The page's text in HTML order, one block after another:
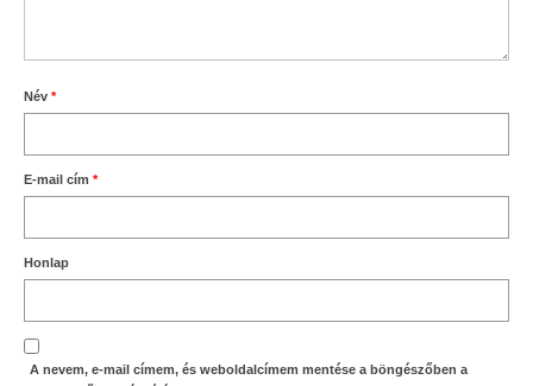
Név *
E-mail cím *
Honlap
A nevem, e-mail címem, és weboldalcímem mentése a böngészőben a